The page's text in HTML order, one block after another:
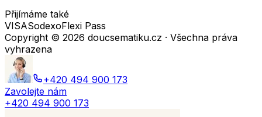
Přijímáme také
VISASodexoFlexi Pass
Copyright © 2026 doucsematiku.cz · Všechna práva
vyhrazena
+420 494 900 173
Zavolejte nám
+420 494 900 173